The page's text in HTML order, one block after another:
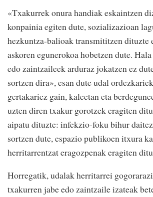
«Txakurrek onura handiak eskaintzen
konpainia egiten dute, sozializazioan
hezkuntza-balioak transmititzen dituzte
askoren egunerokoa hobetzen dute.
edo zaintzaileek arduraz jokatzen ez
sortzen dira», esan dute udal
gertakariez gain, kaleetan eta
uzten diren txakur gorotzek eragiten
aipatu dituzte: infekzio-foku bihur
sortzen dute, espazio publikoen itxura
herritarrentzat eragozpenak eragiten
Horregatik, udalak herritarrei
txakurren jabe edo zaintzaile izateak